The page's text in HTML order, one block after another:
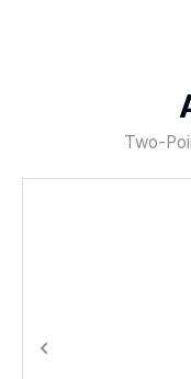
Two-